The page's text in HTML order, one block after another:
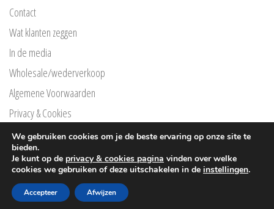
Contact
Wat klanten zeggen
In de media
Wholesale/wederverkoop
Algemene Voorwaarden
Privacy & Cookies
Privacyverklaring Klarna
Free Printables
© CopyrightKoetjes en kaartjes2026 |
We gebruiken cookies om je de beste ervaring op onze site te
bieden.
Je kunt op de privacy & cookies pagina vinden over welke
cookies we gebruiken of deze uitschakelen in de instellingen.
Accepteer Afwijzen